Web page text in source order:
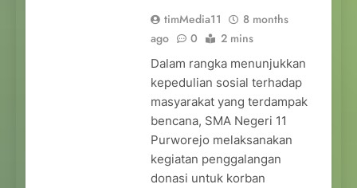
timMedia11
8 months
ago
0 2 mins
Dalam rangka menunjukkan
kepedulian sosial terhadap
masyarakat yang terdampak
bencana, SMA Negeri 11
Purworejo melaksanakan
kegiatan penggalangan
donasi untuk korban